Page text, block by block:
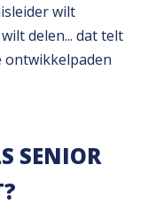
wilt
delen... dat telt
ontwikkelpaden
SENIOR